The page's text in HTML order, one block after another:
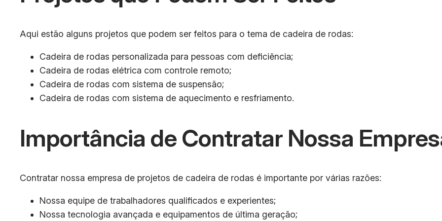
Aqui estão alguns projetos que podem ser feitos para o tema de cadeira de rodas:
Cadeira de rodas personalizada para pessoas com deficiência;
Cadeira de rodas elétrica com controle remoto;
Cadeira de rodas com sistema de suspensão;
Cadeira de rodas com sistema de aquecimento e resfriamento.
Importância de Contratar Nossa
Contratar nossa empresa de projetos de cadeira de rodas é importante por várias razões:
Nossa equipe de trabalhadores qualificados e experientes;
Nossa tecnologia avançada e equipamentos de última geração;